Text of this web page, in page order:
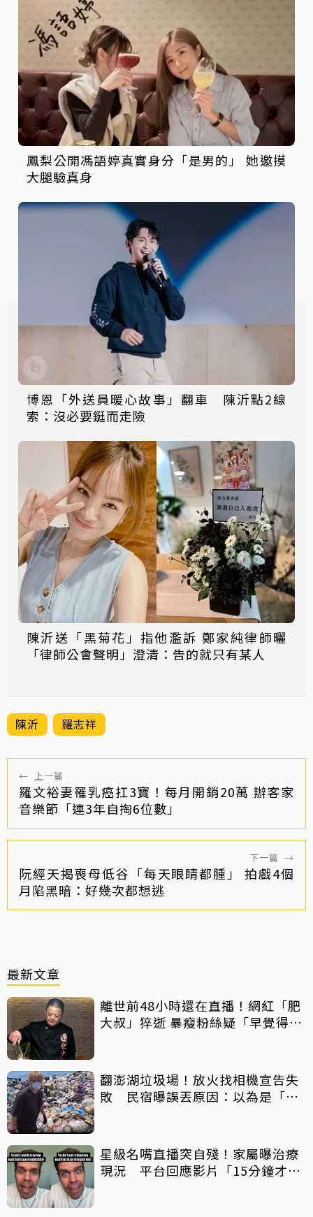
鳳梨公開馮語婷真實身分「是男的」 她邀摸
大腿驗真身
博恩「外送員暖心故事」翻車 陳沂點2線
索：沒必要鋌而走險
陳沂送「黑菊花」指他濫訴 鄭家純律師曬
「律師公會聲明」澄清：告的就只有某人
陳沂 羅志祥
← 上一篇
羅文裕妻罹乳癌扛3寶！每月開銷20萬 辦客家
音樂節「連3年自掏6位數」
下一篇 →
阮經天揭喪母低谷「每天眼睛都腫」 拍戲4個
月陷黑暗：好幾次都想逃
最新文章
離世前48小時還在直播！網紅「肥
大叔」猝逝 暴瘦粉絲疑「早覺得不
翻澎湖垃圾場！放火找相機宣告失
敗 民宿曝誤丟原因：以為是「按
星級名嘴直播突自殘！家屬曝治療
現況 平台回應影片「15分鐘才下